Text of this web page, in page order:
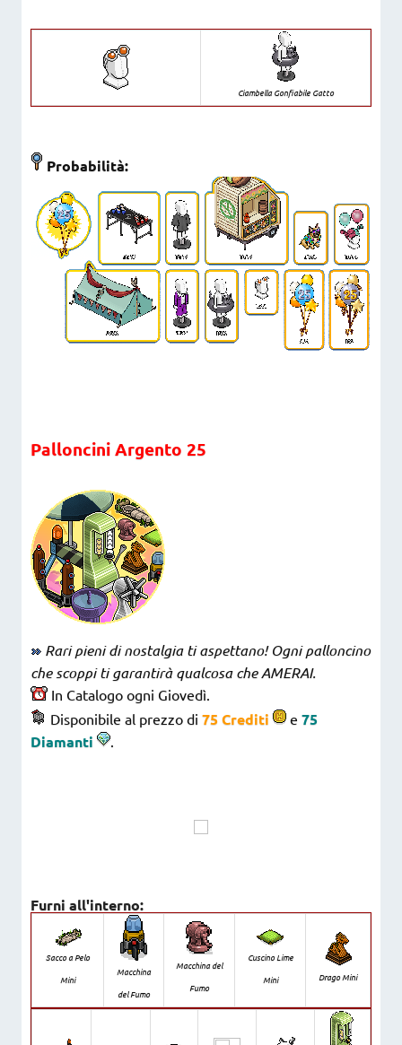
Ciambella Gonfiabile Gatto
Probabilità:
Palloncini Argento 25
Rari pieni di nostalgia ti aspettano! Ogni palloncino
che scoppi ti garantirà qualcosa che AMERAI.
In Catalogo ogni Giovedì.
Disponibile al prezzo di 75 Crediti e 75
Diamanti
.
Furni all'interno:
Sacco a Pelo
Mini
Macchina
del Fumo
Macchina del
Fumo
Cuscino Lime
Mini
Drago Mini